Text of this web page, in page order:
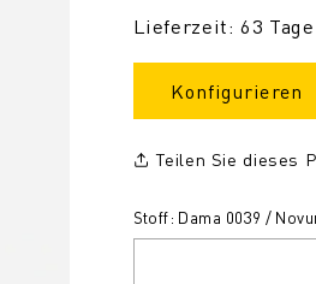
Lieferzeit: 63 Tage
Konfigurieren
Teilen Sie dieses
Stoff: Dama 0039 /